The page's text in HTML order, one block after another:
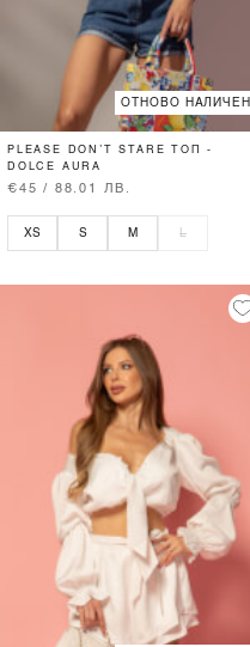
ОТНОВО НАЛИЧЕН
PLEASE DON’T STARE ТОП -
DOLCE AURA
€45 / 88.01 ЛВ.
XS S M L